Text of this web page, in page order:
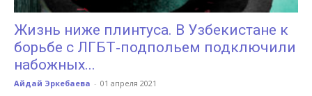
Жизнь ниже плинтуса. В Узбекистане к
борьбе с ЛГБТ‑подпольем подключили
набожных...
Айдай Эркебаева - 01 апреля 2021